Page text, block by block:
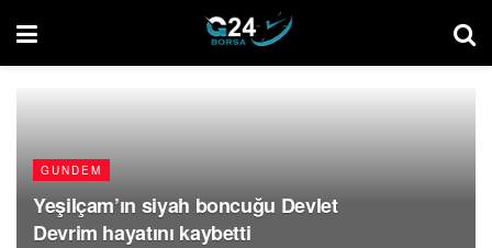
GUNDEM
Yeşilçam’ın siyah boncuğu Devlet
Devrim hayatını kaybetti